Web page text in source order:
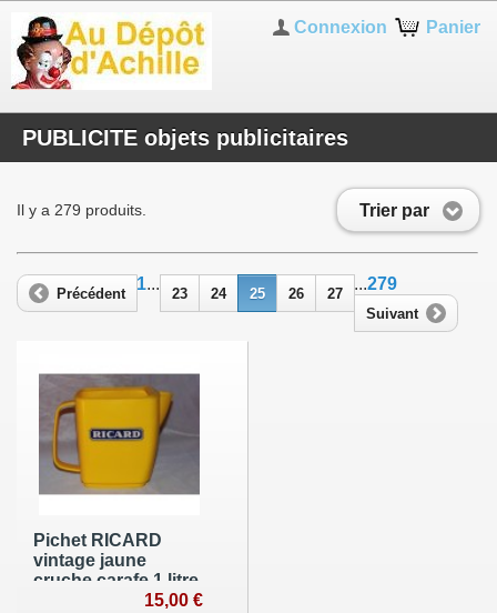
Panier
Connexion
PUBLICITE objets publicitaires
Trier par
Il y a 279 produits.
Précédent
1...
23 24 25 26 27
...279
Suivant
Pichet RICARD
vintage jaune
cruche carafe 1 litre
15,00 €